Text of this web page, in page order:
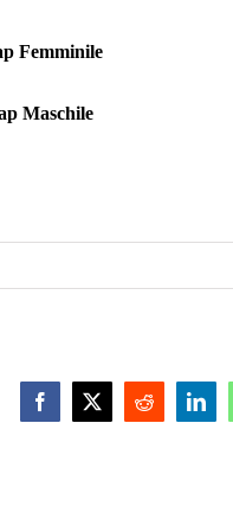
Femminile
Maschile
Facebook
X Reddit